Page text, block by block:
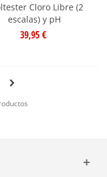
Cloro Libre (2
escalas) y pH
39,95 €